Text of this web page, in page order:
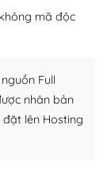
và những
bạn trả
trợ bạn
mã độc
Full
nhân bản
lên Hosting